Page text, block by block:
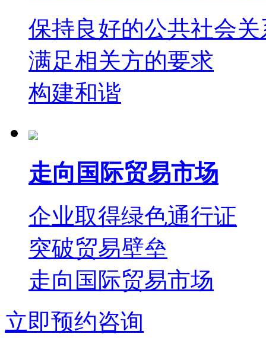
保持良好的公共社会关
满足相关方的要求
构建和谐
走向国际贸易市场
企业取得绿色通行证
突破贸易壁垒
走向国际贸易市场
立即预约咨询